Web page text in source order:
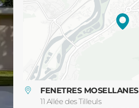
Démarrer
FENETRES MOSELLANES
11 Allée des Tilleuls